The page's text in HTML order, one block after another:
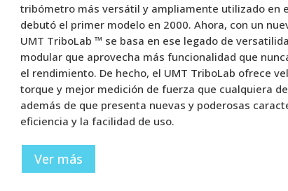
tribómetro más versátil y ampliamente utilizado en
debutó el primer modelo en 2000. Ahora, con un
UMT TriboLab ™ se basa en ese legado de
modular que aprovecha más funcionalidad que
el rendimiento. De hecho, el UMT TriboLab ofrece
torque y mejor medición de fuerza que cualquiera
además de que presenta nuevas y poderosas
eficiencia y la facilidad de uso.
Ver más